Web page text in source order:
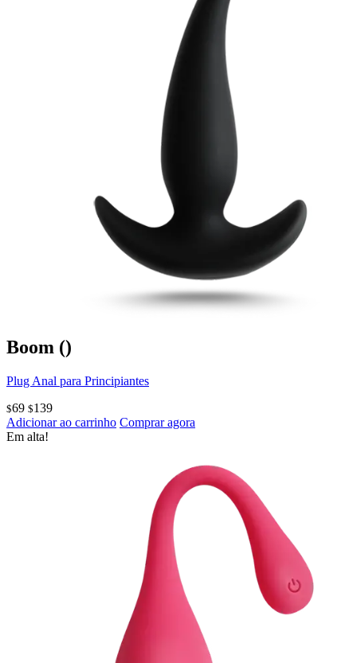
Boom ()
Plug Anal para Principiantes
$69 $139
Adicionar ao carrinho Comprar agora
Em alta!